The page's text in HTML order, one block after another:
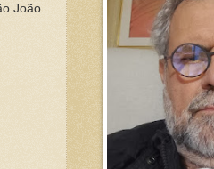
João